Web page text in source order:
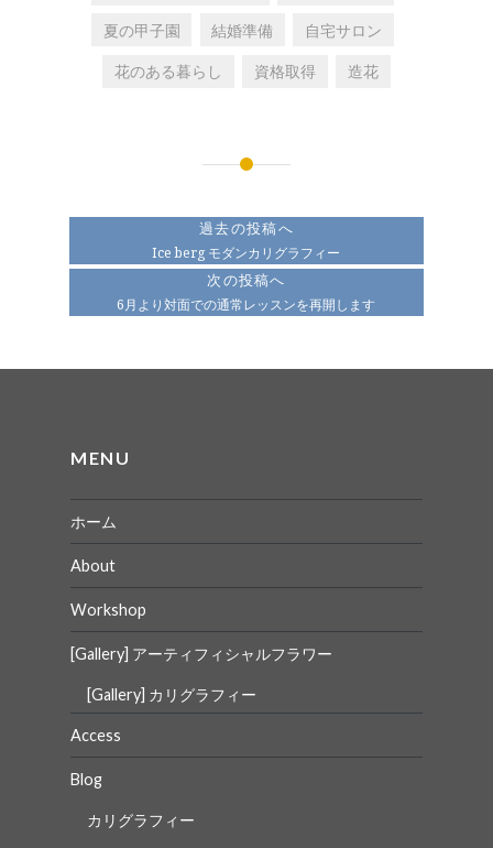
夏の甲子園 結婚準備 自宅サロン
花のある暮らし 資格取得 造花
ー
過去の投稿へ
Ice berg モダンカリグラフィー
次の投稿へ
6月より対面での通常レッスンを再開します
MENU
ホーム
About
Workshop
[Gallery] アーティフィシャルフラワー
[Gallery] カリグラフィー
Access
Blog
カリグラフィー